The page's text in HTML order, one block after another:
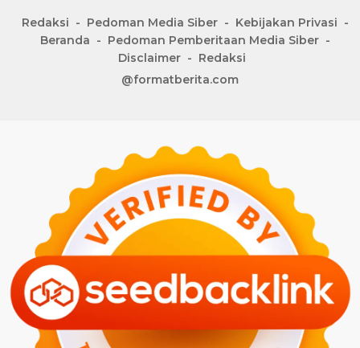
Redaksi Pedoman Media Siber
Kebijakan Privasi
Beranda
Pedoman Pemberitaan Media Siber
Disclaimer
Redaksi
@formatberita.com